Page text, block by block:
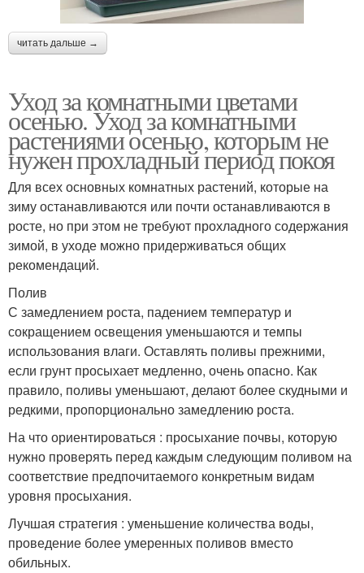
читать дальше →
Уход за комнатными цветами
осенью. Уход за комнатными
растениями осенью, которым не
нужен прохладный период покоя
Для всех основных комнатных растений, которые на
зиму останавливаются или почти останавливаются в
росте, но при этом не требуют прохладного содержания
зимой, в уходе можно придерживаться общих
рекомендаций.
Полив
С замедлением роста, падением температур и
сокращением освещения уменьшаются и темпы
использования влаги. Оставлять поливы прежними,
если грунт просыхает медленно, очень опасно. Как
правило, поливы уменьшают, делают более скудными и
редкими, пропорционально замедлению роста.
На что ориентироваться : просыхание почвы, которую
нужно проверять перед каждым следующим поливом на
соответствие предпочитаемого конкретным видам
уровня просыхания.
Лучшая стратегия : уменьшение количества воды,
проведение более умеренных поливов вместо
обильных.